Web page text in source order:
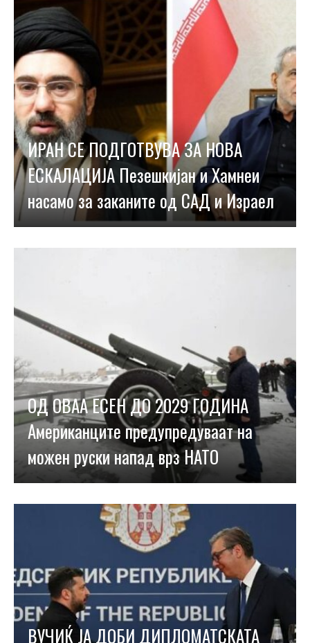
ИРАН СЕ ПОДГОТВУВА ЗА НОВА
ЕСКАЛАЦИЈА Пезешкијан и Хамнеи
насамо за заканите од САД и Израел
ОД ОВАА ЕСЕН ДО 2029 ГОДИНА
Американците предупредуваат на
можен руски напад врз НАТО
ВУЧИЌ ЈА ДОБИ ДИПЛОМАТСКАТА